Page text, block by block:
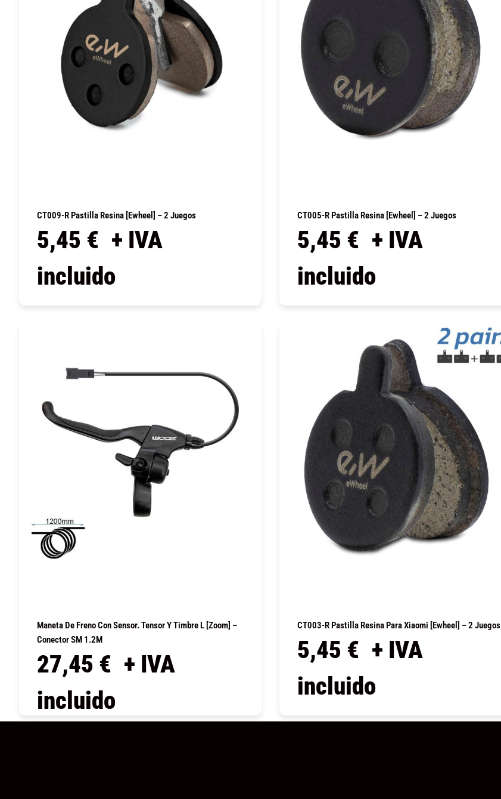
CT009-R Pastilla Resina [Ewheel] – 2 Juegos
5,45 € + IVA
incluido
CT005-R Pastilla Resina [Ewheel] – 2 Juegos
5,45 € + IVA
incluido
Maneta De Freno Con Sensor. Tensor Y Timbre L [Zoom] –
Conector SM 1.2M
27,45 € + IVA
incluido
CT003-R Pastilla Resina Para Xiaomi [Ewheel] – 2 Juegos
5,45 € + IVA
incluido